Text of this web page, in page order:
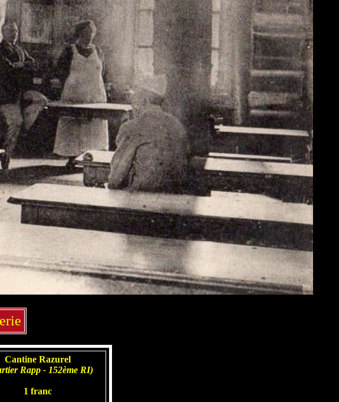
Cantine Razurel
Rapp - 152ème RI)
1 franc